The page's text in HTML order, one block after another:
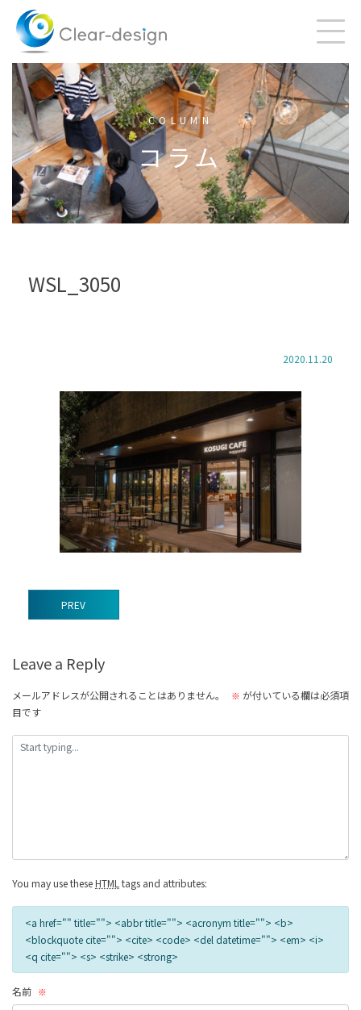
content
COLUMN
コラム
WSL_3050
2020.11.20
後
記
事
へ
の
PREV
Leave a Reply
メールアドレスが公開されることはありません。 ※ が付いている欄は必須項
目です
You may use theseHTML tags and attributes:
<a href="" title=""> <abbr title=""> <acronym title=""> <b>
<blockquote cite=""> <cite> <code> <del datetime=""> <em> <i>
<q cite=""> <s> <strike> <strong>
名前 ※